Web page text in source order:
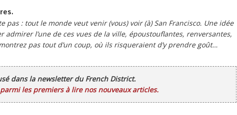
pas : tout le monde veut venir (vous) voir (à) San Francisco. Une idée
admirer l’une de ces vues de la ville, époustouflantes, renversantes,
pas tout d’un coup, où ils risqueraient d’y prendre goût…
dans la newsletter du French District.
les premiers à lire nos nouveaux articles.